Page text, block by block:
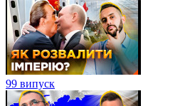
99 випуск